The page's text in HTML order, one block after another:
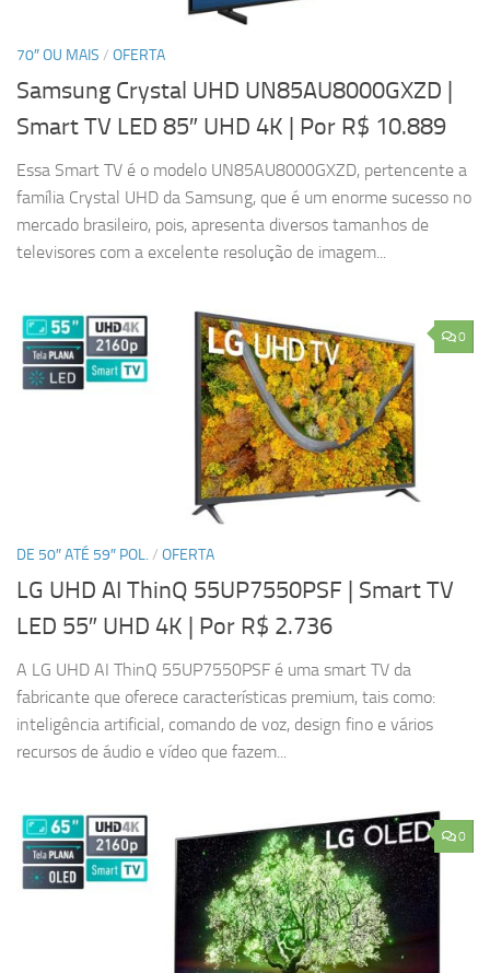
70″ OU MAIS / OFERTA
Samsung Crystal UHD UN85AU8000GXZD |
Smart TV LED 85″ UHD 4K
| Por R$ 10.889
Essa Smart TV é o modelo UN85AU8000GXZD, pertencente a
família Crystal UHD da Samsung, que é um enorme sucesso no
mercado brasileiro, pois, apresenta diversos tamanhos de
televisores com a excelente resolução de imagem...
0
DE 50″ ATÉ 59″ POL. / OFERTA
LG UHD AI ThinQ 55UP7550PSF | Smart TV
LED 55″ UHD 4K
| Por R$ 2.736
A LG UHD AI ThinQ 55UP7550PSF é uma smart TV da
fabricante que oferece características premium, tais como:
inteligência artificial, comando de voz, design fino e vários
recursos de áudio e vídeo que fazem...
0